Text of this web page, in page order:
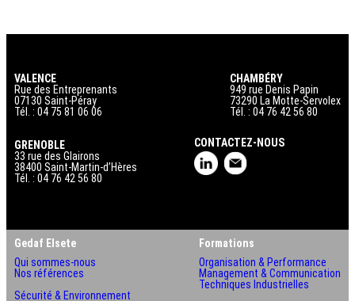
VALENCE
Rue des Entreprenants
07130 Saint-Péray
Tél. : 04 75 81 06 06
CHAMBÉRY
949 rue Denis Papin
73290 La Motte-Servolex
Tél. : 04 76 42 56 80
GRENOBLE
33 rue des Glairons
38400 Saint-Martin-d’Hères
Tél. : 04 76 42 56 80
CONTACTEZ-NOUS
Gedaf Elsete
Qui sommes-nous
Nos références
Formations
Organisation & Performance
Management & Communication
Techniques Industrielles
Sécurité & Environnement